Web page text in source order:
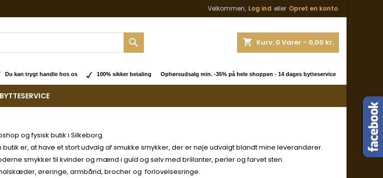
Velkommen, Log ind eller Opret en konto
shopping_cart Kurv: 0 Varer - 0,00 kr.

Du kan trygt handle hos os 100% sikker betaling Ophørsudsalg min. -35% på hele shoppen - 14 dages bytteservice
BYTTESERVICE
og fysisk butik i Silkeborg.
er, at have et stort udvalg af smukke smykker, der er nøje udvalgt blandt mine leverandører.
smykker til kvinder og mænd i guld og sølv med brillanter, perler og farvet sten.
øreringe, armbånd, brocher og forlovelsesringe.